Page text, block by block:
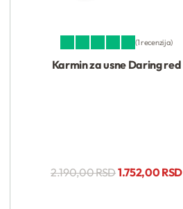
1 recenzija
Karmin za usne Daring red
2.190,00RSD1.752,00RSD